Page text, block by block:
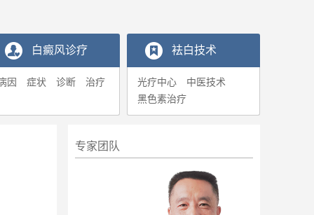
白癜风诊疗
因 症状 诊断 治疗
袪白技术
光疗中心
中医技术
黑色素治疗
专家团队